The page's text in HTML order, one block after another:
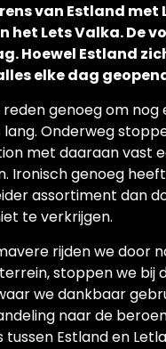
van Estland
het Lets Valka. De
Hoewel Estland
elke dag
genoeg om nog
lang. Onderweg
met daaraan vast
Ironisch genoeg
assortiment dan
te verkrijgen.
rijden we door
stoppen we bij
we dankbaar
naar de
tussen Estland en